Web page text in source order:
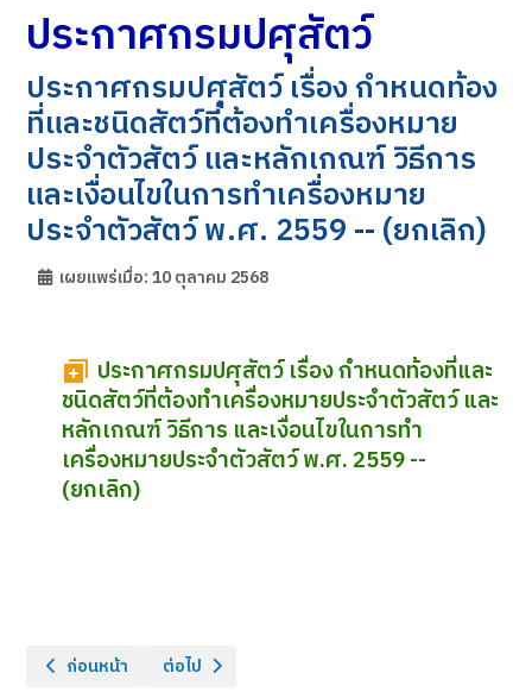
ประกาศกรมปศุสัตว์
ประกาศกรมปศุสัตว์ เรื่อง กำหนดท้อง
ที่และชนิดสัตว์ที่ต้องทำเครื่องหมาย
ประจำตัวสัตว์ และหลักเกณฑ์ วิธีการ
และเงื่อนไขในการทำเครื่องหมาย
ประจำตัวสัตว์ พ.ศ. 2559 -- (ยกเลิก)
เผยแพร่เมื่อ: 10 ตุลาคม 2568
ประกาศกรมปศุสัตว์ เรื่อง กำหนดท้องที่และ
ชนิดสัตว์ที่ต้องทำเครื่องหมายประจำตัวสัตว์ และ
หลักเกณฑ์ วิธีการ และเงื่อนไขในการทำ
เครื่องหมายประจำตัวสัตว์ พ.ศ. 2559 --
(ยกเลิก)
เนื้อหาก่อนหน้า: ข้อกําหนดกรมปศุสัตว์ ว่าด้วยการตรวจรับรอง กา
ก่อนหน้า เนื้อหาถัดไป: ประกาศกรมปศุสัตว์ เรื่อง กำหนดหลัก
ต่อไป